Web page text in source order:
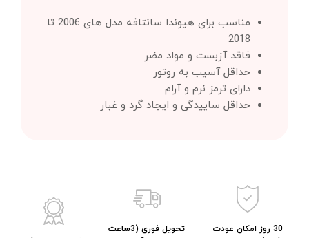
مناسب برای هیوندا سانتافه مدل های 2006 تا
2018
فاقد آزبست و مواد مضر
حداقل آسیب به روتور
دارای ترمز نرم و آرام
حداقل ساییدگی و ایجاد گرد و غبار
30 روز امکان عودت
تحویل فوری (3ساعت